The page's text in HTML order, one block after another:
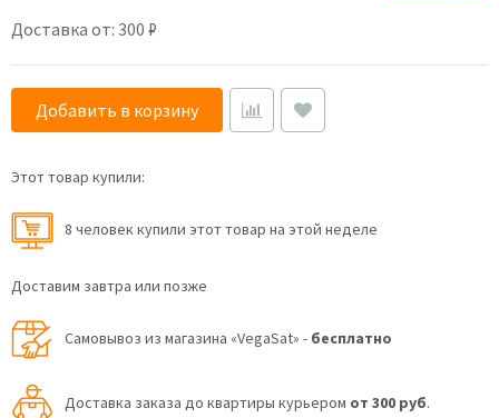
Доставка от: 300 ₽
Добавить в корзину
Этот товар купили:
8 человек купили этот товар на этой неделе
Доставим завтра или позже
Самовывоз из магазина «VegaSat» - бесплатно
Доставка заказа до квартиры курьером от 300 руб.